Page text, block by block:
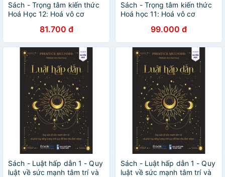
Sách - Trọng tâm kiến thức
Hoá Học 12: Hoá vô cơ
81.700 đ
Sách - Trọng tâm kiến thức
Hoá học 11: Hoá vô cơ
99.000 đ
Sách - Luật hấp dẫn 1 - Quy
luật về sức mạnh tâm trí và
Sách - Luật hấp dẫn 1 - Quy
luật về sức mạnh tâm trí và